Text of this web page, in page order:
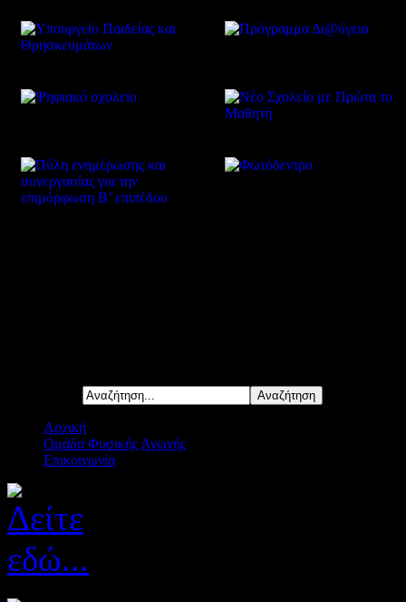
Αρχική
Ομάδα Φυσικής Αγωγής
Επικοινωνία